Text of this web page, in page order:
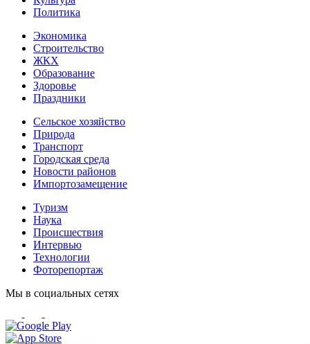
Политика
Экономика
Строительство
ЖКХ
Образование
Здоровье
Праздники
Сельское хозяйство
Природа
Транспорт
Городская среда
Новости районов
Импортозамещение
Туризм
Наука
Происшествия
Интервью
Технологии
Фоторепортаж
Мы в социальных сетях